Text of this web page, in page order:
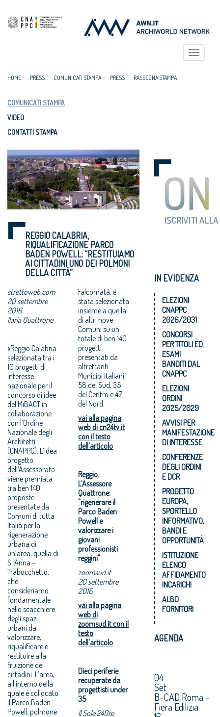
Toggle
HOME PRESS COMUNICATI STAMPA PRESS RASSEGNA STAMPA
COMUNICATI STAMPA
VIDEO
CONTATTI STAMPA
REGGIO CALABRIA,
RIQUALIFICAZIONE PARCO
BADEN POWELL: “RESTITUIAMO
AI CITTADINI UNO DEI POLMONI
DELLA CITTÀ”
strettoweb.com
20 settembre
2016
Ilaria Quattrone
«Reggio Calabria
selezionata tra i
10 progetti di
interesse
nazionale per il
concorso di idee
del MiBACT in
collaborazione
con l’Ordine
Nazionale degli
Architetti
(CNAPPC). L’idea
progetto
dell’Assessorato
viene premiata
tra ben 140
proposte
presentate da
Comuni di tutta
Italia per la
rigenerazione
urbana di
un’area, quella di
S. Anna –
Trabocchetto,
che
consideriamo
fondamentale
nello scacchiere
degli spazi
urbani da
valorizzare,
riqualificare e
restituire alla
fruizione dei
cittadini. L’area,
all’interno della
quale è collocato
il Parco Baden
Powell, polmone
Falcomatà, è
stata selezionata
insieme a quella
di altri nove
Comuni su un
totale di ben 140
progetti
presentati da
altrettanti
Municipi italiani,
58 del Sud, 35
del Centro e 47
del Nord.
vai alla pagina
web di cn24tv.it
con il testo
dell'articolo
Reggio.
L’Assessore
Quattrone:
"rigenerare il
Parco Baden
Powell e
valorizzare i
giovani
professionisti
reggini"
zoomsud.it
20 settembre
2016
vai alla pagina
web di
zoomsud.it con il
testo
dell'articolo
Dieci periferie
recuperate da
progettisti under
35
Il Sole 24Ore
IN EVIDENZA
ELEZIONI
CNAPPC
2026/2031
CONCORSI
PER TITOLI ED
ESAMI
BANDITI DAL
CNAPPC
ELEZIONI
ORDINI
2025/2029
AVVISI PER
MANIFESTAZIONE
DI INTERESSE
CONFERENZE
DEGLI ORDINI
E DCR
PROGETTO
EUROPA,
SPORTELLO
INFORMATIVO,
BANDI E
OPPORTUNITÀ
ISTITUZIONE
ELENCO
AFFIDAMENTO
INCARICHI
ALBO
FORNITORI
AGENDA
04
Set
B-CAD Roma –
Fiera Edilizia